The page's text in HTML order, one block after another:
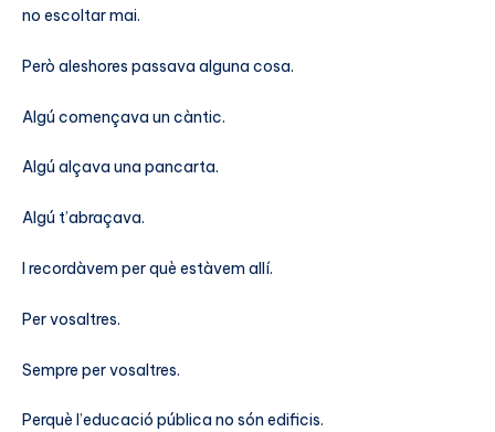
no escoltar mai.
Però aleshores passava alguna cosa.
Algú començava un càntic.
Algú alçava una pancarta.
Algú t’abraçava.
I recordàvem per què estàvem allí.
Per vosaltres.
Sempre per vosaltres.
Perquè l’educació pública no són edificis.